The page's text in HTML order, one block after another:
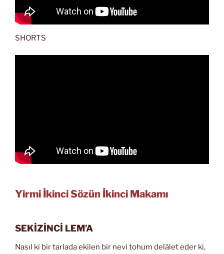
SHORTS
Yirmi İkinci Sözün İkinci Makamı
SEKİZİNCİ LEM’A
Nasıl ki bir tarlada ekilen bir nevi tohum delâlet eder ki,